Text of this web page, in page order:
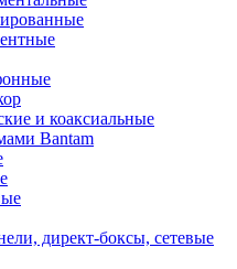
и коаксиальные
Bantam
директ-боксы, сетевые